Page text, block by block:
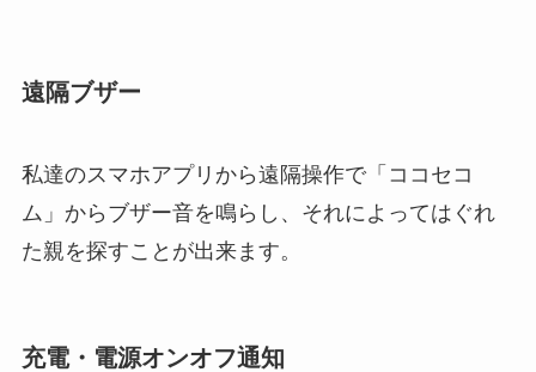
遠隔ブザー
私達のスマホアプリから遠隔操作で「ココセコ
ム」からブザー音を鳴らし、それによってはぐれ
た親を探すことが出来ます。
充電・電源オンオフ通知